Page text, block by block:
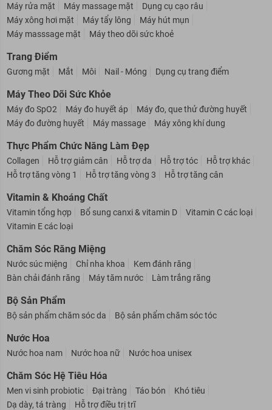
Máy rửa mặt Máy massage mặt
Dụng cụ cạo râu
Máy xông hơi mặt
Máy tẩy lông
Máy hút mụn
Máy masssage mặt
Máy theo dõi sức khoẻ
Trang Điểm
Gương mặt Mắt Môi Nail - Móng Dụng cụ trang điểm
Máy Theo Dõi Sức Khỏe
Máy đo SpO2 Máy đo huyết áp
Máy đo, que thử đường huyết
Máy đo đường huyết
Máy massage Máy xông khí dung
Thực Phẩm Chức Năng Làm Đẹp
Collagen Hỗ trợ giảm cân Hỗ trợ da Hỗ trợ tóc
Hỗ trợ khác
Hỗ trợ tăng vòng 1
Hỗ trợ tăng vòng 3 Hỗ trợ tăng cân
Vitamin & Khoáng Chất
Vitamin tổng hợp Bổ sung canxi & vitamin D
Vitamin C các loại
Vitamin E các loại
Chăm Sóc Răng Miệng
Nước súc miệng Chỉ nha khoa
Kem đánh răng
Bàn chải đánh răng
Máy tăm nước Làm trắng răng
Bộ Sản Phẩm
Bộ sản phẩm chăm sóc da Bộ sản phẩm chăm sóc tóc
Nước Hoa
Nước hoa nam Nước hoa nữ Nước hoa unisex
Chăm Sóc Hệ Tiêu Hóa
Men vi sinh probiotic Đại tràng Táo bón
Khó tiêu
Dạ dày, tá tràng
Hỗ trợ điều trị trĩ